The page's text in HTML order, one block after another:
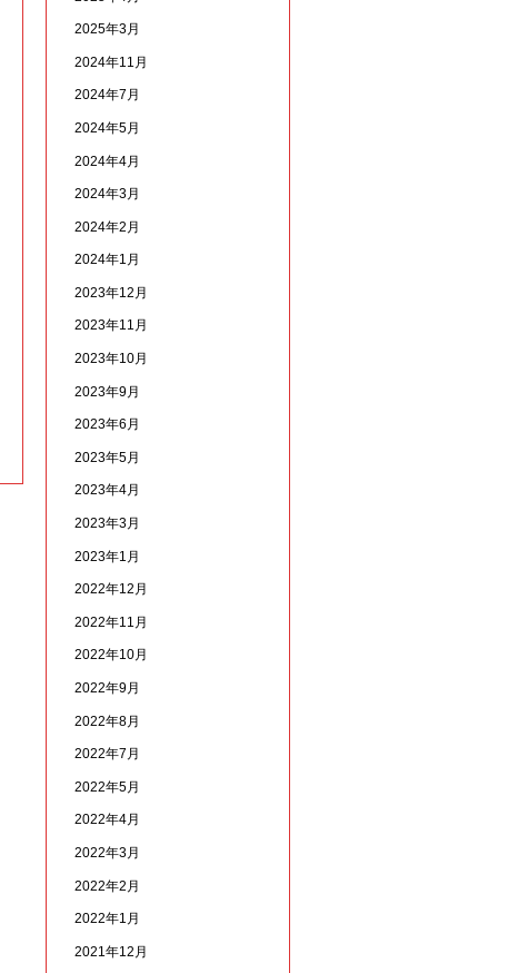
2025年3月
2024年11月
2024年7月
2024年5月
2024年4月
2024年3月
2024年2月
2024年1月
2023年12月
2023年11月
2023年10月
2023年9月
2023年6月
2023年5月
2023年4月
2023年3月
2023年1月
2022年12月
2022年11月
2022年10月
2022年9月
2022年8月
2022年7月
2022年5月
2022年4月
2022年3月
2022年2月
2022年1月
2021年12月